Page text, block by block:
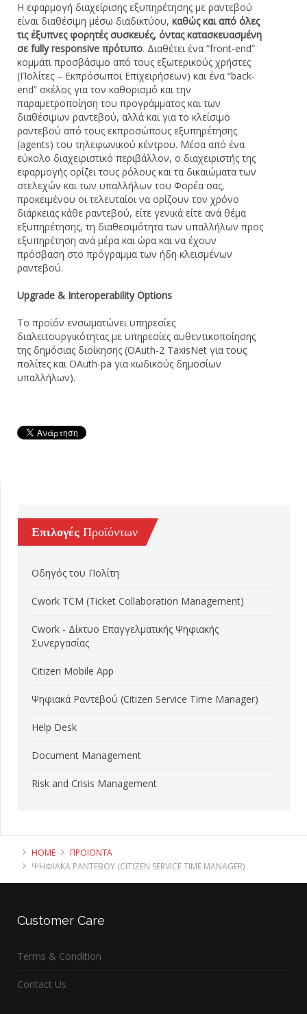
Η εφαρμογή διαχείρισης εξυπηρέτησης με ραντεβού
είναι διαθέσιμη μέσω διαδικτύου, καθώς και από όλες
τις έξυπνες φορητές συσκευές, όντας κατασκευασμένη
σε fully responsive πρότυπο. Διαθέτει ένα “front-end”
κομμάτι προσβάσιμο από τους εξωτερικούς χρήστες
(Πολίτες – Εκπρόσωποι Επιχειρήσεων) και ένα “back-
end” σκέλος για τον καθορισμό και την
παραμετροποίηση του προγράμματος και των
διαθέσιμων ραντεβού, αλλά και για το κλείσιμο
ραντεβού από τους εκπροσώπους εξυπηρέτησης
(agents) του τηλεφωνικού κέντρου. Μέσα από ένα
εύκολο διαχειριστικό περιβάλλον, ο διαχειριστής της
εφαρμογής ορίζει τους ρόλους και τα δικαιώματα των
στελεχών και των υπαλλήλων του Φορέα σας,
προκειμένου οι τελευταίοι να ορίζουν τον χρόνο
διάρκειας κάθε ραντεβού, είτε γενικά είτε ανά θέμα
εξυπηρέτησης, τη διαθεσιμότητα των υπαλλήλων προς
εξυπηρέτηση ανά μέρα και ώρα και να έχουν
πρόσβαση στο πρόγραμμα των ήδη κλεισμένων
ραντεβού.
Upgrade & InteroperabilityOptions
Το προϊόν ενσωματώνει υπηρεσίες
διαλειτουργικότητας με υπηρεσίες αυθεντικοποίησης
της δημόσιας διοίκησης (OAuth-2 TaxisNet για τους
πολίτες και OAuth-pa για κωδικούς δημοσίων
υπαλλήλων).
Επιλογές Προϊόντων
Οδηγός του Πολίτη
Cwork TCM (Ticket Collaboration Management)
Cwork - Δίκτυο Επαγγελματικής Ψηφιακής
Συνεργασίας
Citizen Mobile App
Ψηφιακά Ραντεβού (Citizen Service Time Manager)
Help Desk
Document Management
Risk and Crisis Management
HOME
ΠΡΟΪΌΝΤΑ
ΨΗΦΙΑΚΆ ΡΑΝΤΕΒΟΎ (CITIZEN SERVICE TIME MANAGER)
Customer Care
Terms & Condition
Contact Us